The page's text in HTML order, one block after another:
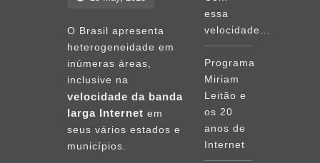
O Brasil apresenta
heterogeneidade em
inúmeras áreas,
inclusive na
velocidade da banda
larga Internet em
seus vários estados e
municípios.
essa
velocidade…
Programa
Miriam
Leitão e
os 20
anos de
Internet